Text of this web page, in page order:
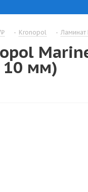
- Kronopol -
10 мм)